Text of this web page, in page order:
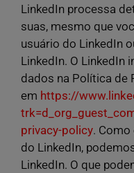
LinkedIn processa
suas, mesmo que
usuário do LinkedIn
LinkedIn. O LinkedIn
dados na Política de
em https://
privacy-policy. Como
do LinkedIn,
LinkedIn. O que